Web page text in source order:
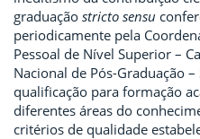
graduação stricto sensu
periodicamente pela
Pessoal de Nível Superior –
Nacional de Pós-Graduação
qualificação para formação
diferentes áreas do
critérios de qualidade